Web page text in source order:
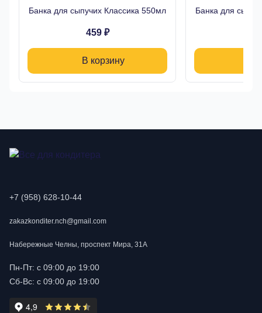
Банка для сыпучих Классика 550мл
459 ₽
В корзину
Банка для
+7 (958) 628-10-44
zakazkonditer.nch@gmail.com
Набережные Челны, проспект Мира, 31А
Пн-Пт: с 09:00 до 19:00
Сб-Вс: с 09:00 до 19:00